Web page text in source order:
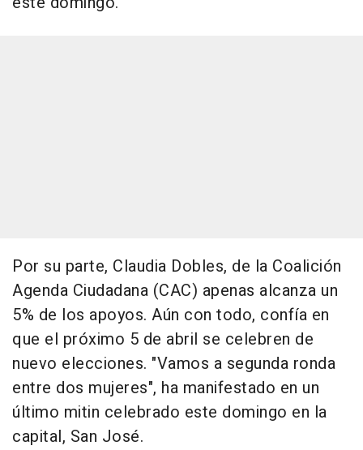
Por su parte, Claudia Dobles, de la Coalición
Agenda Ciudadana (CAC) apenas alcanza un
5% de los apoyos. Aún con todo, confía en
que el próximo 5 de abril se celebren de
nuevo elecciones. "Vamos a segunda ronda
entre dos mujeres", ha manifestado en un
último mitin celebrado este domingo en la
capital, San José.